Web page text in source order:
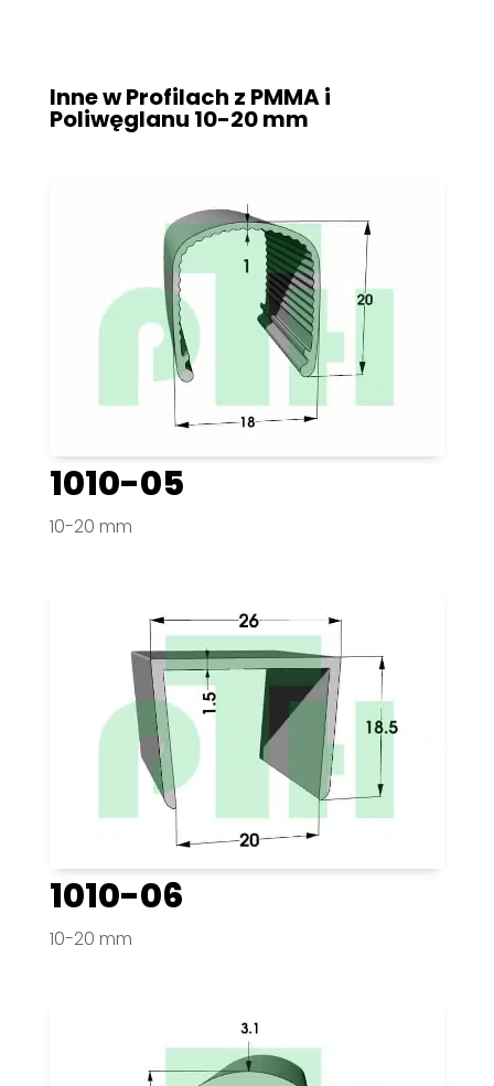
Inne w Profilach z PMMA i
Poliwęglanu 10-20 mm
1010-05
10-20 mm
1010-06
10-20 mm